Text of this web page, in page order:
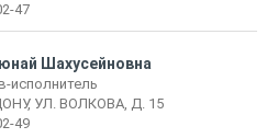
47
Шахусейновна
исполнитель
УЛ. ВОЛКОВА, Д. 15
49